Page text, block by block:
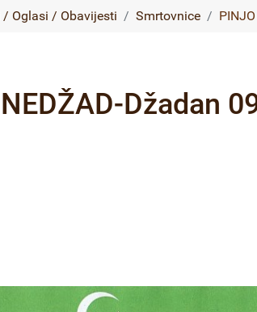
/ Oglasi / Obavijesti Smrtovnice
Džadan